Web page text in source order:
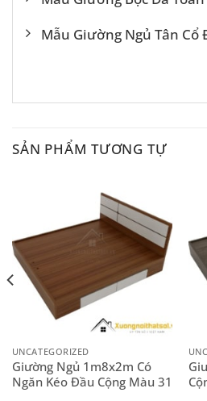
Mẫu Giường Ngủ Tân Cổ
SẢN PHẨM TƯƠNG TỰ
UNCATEGORIZED
Giường Ngủ 1m8x2m Có
Ngăn Kéo Đầu Cộng Màu 31